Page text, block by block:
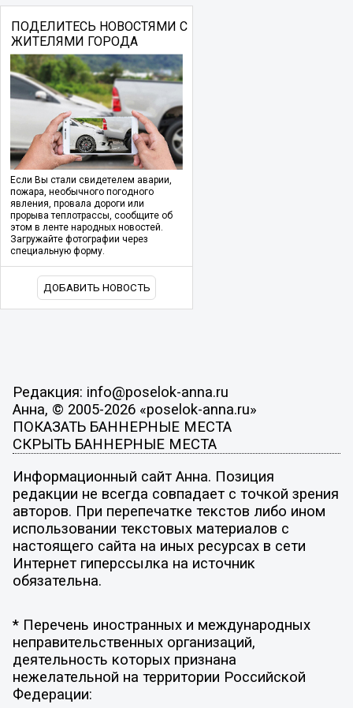
ПОДЕЛИТЕСЬ НОВОСТЯМИ С
ЖИТЕЛЯМИ ГОРОДА
Если Вы стали свидетелем аварии,
пожара, необычного погодного
явления, провала дороги или
прорыва теплотрассы, сообщите об
этом в ленте народных новостей.
Загружайте фотографии через
специальную форму.
ДОБАВИТЬ НОВОСТЬ
Редакция: info@poselok-anna.ru
Анна, © 2005-2026 «poselok-anna.ru»
ПОКАЗАТЬ БАННЕРНЫЕ МЕСТА
СКРЫТЬ БАННЕРНЫЕ МЕСТА
Информационный сайт Анна. Позиция
редакции не всегда совпадает с точкой зрения
авторов. При перепечатке текстов либо ином
использовании текстовых материалов с
настоящего сайта на иных ресурсах в сети
Интернет гиперссылка на источник
обязательна.
* Перечень иностранных и международных
неправительственных организаций,
деятельность которых признана
нежелательной на территории Российской
Федерации: